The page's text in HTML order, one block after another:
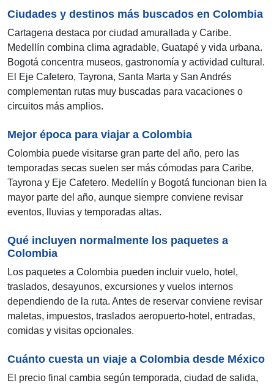
Ciudades y destinos más buscados en Colombia
Cartagena destaca por ciudad amurallada y Caribe.
Medellín combina clima agradable, Guatapé y vida urbana.
Bogotá concentra museos, gastronomía y actividad cultural.
El Eje Cafetero, Tayrona, Santa Marta y San Andrés
complementan rutas muy buscadas para vacaciones o
circuitos más amplios.
Mejor época para viajar a Colombia
Colombia puede visitarse gran parte del año, pero las
temporadas secas suelen ser más cómodas para Caribe,
Tayrona y Eje Cafetero. Medellín y Bogotá funcionan bien la
mayor parte del año, aunque siempre conviene revisar
eventos, lluvias y temporadas altas.
Qué incluyen normalmente los paquetes a
Colombia
Los paquetes a Colombia pueden incluir vuelo, hotel,
traslados, desayunos, excursiones y vuelos internos
dependiendo de la ruta. Antes de reservar conviene revisar
maletas, impuestos, traslados aeropuerto-hotel, entradas,
comidas y visitas opcionales.
Cuánto cuesta un viaje a Colombia desde México
El precio final cambia según temporada, ciudad de salida,